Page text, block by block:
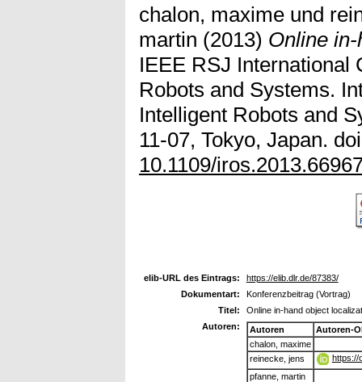
chalon, maxime und
martin (2013) Online
IEEE RSJ International
Robots and Systems.
Intelligent Robots and
11-07, Tokyo, Japan.
10.1109/
elib-URL des Eintrags:
https://elib.dlr.de/87383/
Dokumentart:
Konferenzbeitrag (Vortrag)
Titel:
Online in-hand object
Autoren:
Autoren
Autoren-
chalon, maxime
reinecke, jens
https://
pfanne, martin